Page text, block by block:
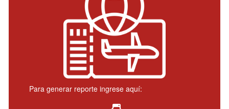
Para generar reporte ingrese aquí: